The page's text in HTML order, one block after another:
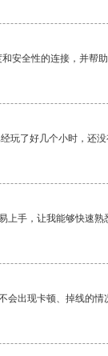
安全性的连接，并帮助
玩了好几个小时，还没
手，让我能够快速熟
出现卡顿、掉线的